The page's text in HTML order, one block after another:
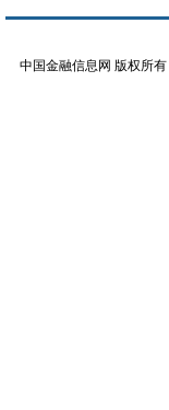
中国金融信息网 版权所有